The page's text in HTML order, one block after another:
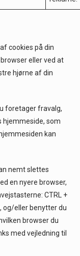
cookies på din
eller ved at
hjørne af din
foretager fravalg,
hjemmeside, som
kan
nemt slettes
en nyere browser,
CTRL +
og/eller benytter du
browser du
med vejledning til